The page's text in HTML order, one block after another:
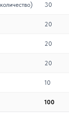
30
20
20
20
10
100